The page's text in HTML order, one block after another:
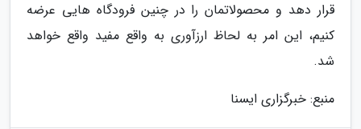
قرار دهد و محصولاتمان را در چنین فرودگاه هایی عرضه
کنیم، این امر به لحاظ ارزآوری به واقع مفید واقع خواهد
شد.
منبع: خبرگزاری ایسنا